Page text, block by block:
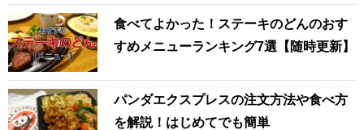
食べてよかった！ステーキのどんのおす
すめメニューランキング7選【随時更新】
パンダエクスプレスの注文方法や食べ方
を解説！はじめてでも簡単